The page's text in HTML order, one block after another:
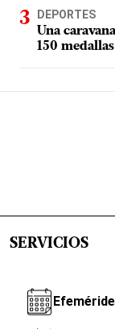
DEPORTES
Una
150
SERVICIOS